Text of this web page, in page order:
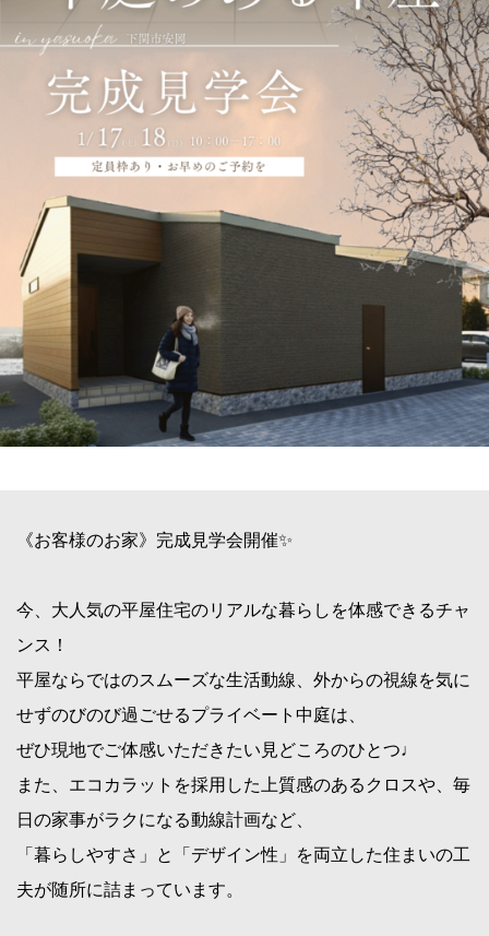
《お客様のお家》完成見学会開催✨
今、大人気の平屋住宅のリアルな暮らしを体感できるチャ
ンス！
平屋ならではのスムーズな生活動線、外からの視線を気に
せずのびのび過ごせるプライベート中庭は、
ぜひ現地でご体感いただきたい見どころのひとつ♩
また、エコカラットを採用した上質感のあるクロスや、毎
日の家事がラクになる動線計画など、
「暮らしやすさ」と「デザイン性」を両立した住まいの工
夫が随所に詰まっています。